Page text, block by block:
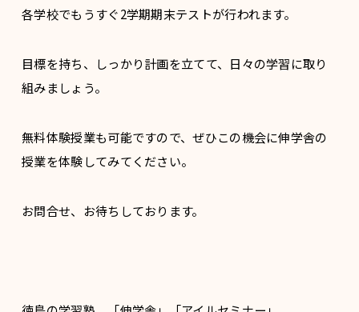
各学校でもうすぐ2学期期末テストが行われます。
目標を持ち、しっかり計画を立てて、日々の学習に取り
組みましょう。
無料体験授業も可能ですので、ぜひこの機会に伸学舎の
授業を体験してみてください。
お問合せ、お待ちしております。